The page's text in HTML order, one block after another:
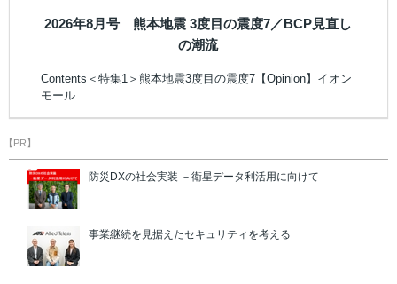
2026年8月号 熊本地震 3度目の震度7／BCP見直し
の潮流
Contents＜特集1＞熊本地震3度目の震度7【Opinion】イオン
モール…
【PR】
防災DXの社会実装 －衛星データ利活用に向けて
事業継続を見据えたセキュリティを考える